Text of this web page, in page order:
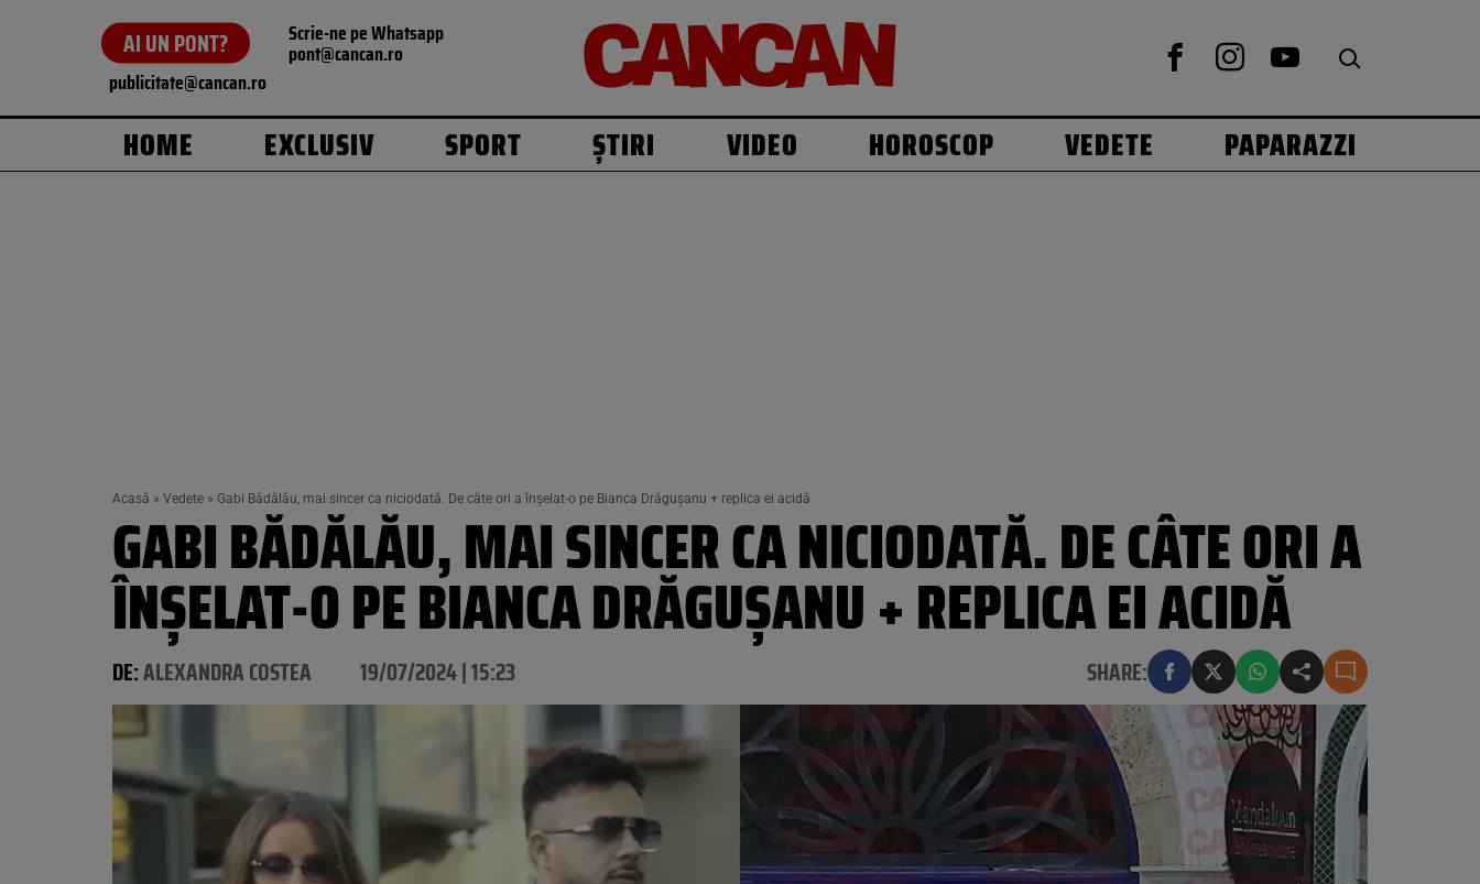
AI UN PONT? Scrie-ne pe Whatsapp
pont@cancan.ro
publicitate@cancan.ro
HOME EXCLUSIV SPORT ȘTIRI VIDEO HOROSCOP VEDETE PAPARAZZI
Acasă » Vedete » Gabi Bădălău, mai sincer ca niciodată. De câte ori a înșelat-o pe Bianca Drăgușanu + replica ei acidă
GABI BĂDĂLĂU, MAI SINCER CA NICIODATĂ. DE CÂTE ORI A
ÎNȘELAT-O PE BIANCA DRĂGUȘANU + REPLICA EI ACIDĂ
DE:ALEXANDRA COSTEA 19/07/2024 | 15:23 SHARE: